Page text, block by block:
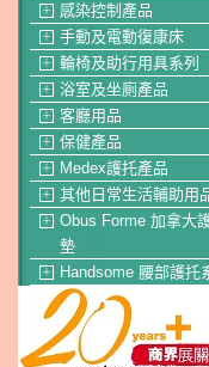
＋ 感染控制產品
＋ 手動及電動復康床
＋ 輪椅及助行用具系列
＋ 浴室及坐廁產品
＋ 客廳用品
＋ 保健產品
＋ Medex護托產品
＋ 其他日常生活輔助用
＋
Obus Forme 加拿大
墊
＋ Handsome 腰部護托